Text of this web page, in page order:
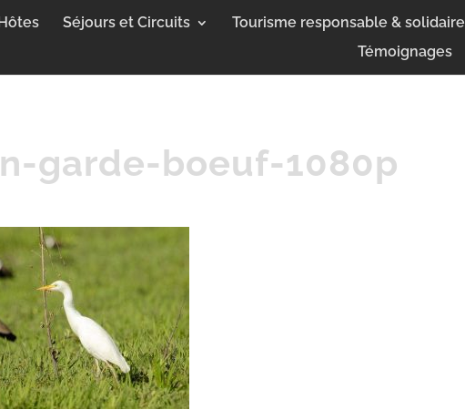
Séjours et Circuits Tourisme responsable & solidaire
Témoignages
garde-boeuf-1080p